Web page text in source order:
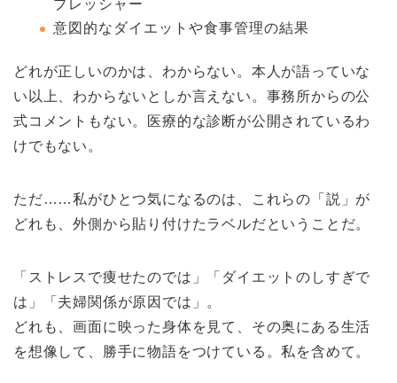
プレッシャー
意図的なダイエットや食事管理の結果
どれが正しいのかは、わからない。本人が語っていな
い以上、わからないとしか言えない。事務所からの公
式コメントもない。医療的な診断が公開されているわ
けでもない。
ただ……私がひとつ気になるのは、これらの「説」が
どれも、外側から貼り付けたラベルだということだ。
「ストレスで痩せたのでは」「ダイエットのしすぎで
は」「夫婦関係が原因では」。
どれも、画面に映った身体を見て、その奥にある生活
を想像して、勝手に物語をつけている。私を含めて。